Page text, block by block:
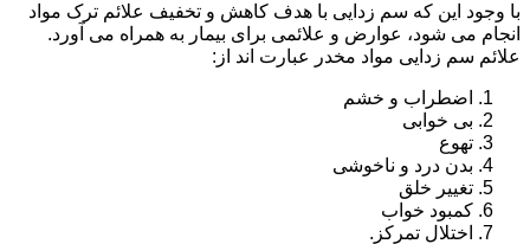
با وجود این که سم زدایی با هدف کاهش و تخفیف علائم ترک مواد
انجام می شود، عوارض و علائمی برای بیمار به همراه می آورد.
علائم سم زدایی مواد مخدر عبارت اند از:
اضطراب و خشم
بی خوابی
تهوع
بدن درد و ناخوشی
تغییر خلق
کمبود خواب
اختلال تمرکز.